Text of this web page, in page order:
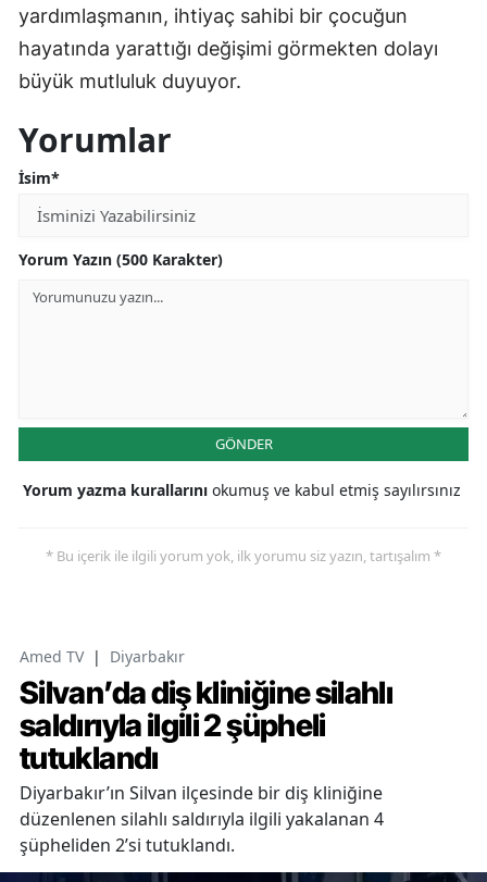
yardımlaşmanın, ihtiyaç sahibi bir çocuğun
hayatında yarattığı değişimi görmekten dolayı
büyük mutluluk duyuyor.
Yorumlar
İsim*
Yorum Yazın (500 Karakter)
GÖNDER
Yorum yazma kurallarını okumuş ve kabul etmiş sayılırsınız
* Bu içerik ile ilgili yorum yok, ilk yorumu siz yazın, tartışalım *
Amed TV | Diyarbakır
Silvan’da diş kliniğine silahlı
saldırıyla ilgili 2 şüpheli
tutuklandı
Diyarbakır’ın Silvan ilçesinde bir diş kliniğine
düzenlenen silahlı saldırıyla ilgili yakalanan 4
şüpheliden 2’si tutuklandı.